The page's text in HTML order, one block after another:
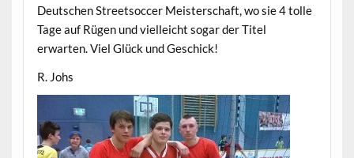
Deutschen Streetsoccer Meisterschaft, wo sie 4 tolle
Tage auf Rügen und vielleicht sogar der Titel
erwarten. Viel Glück und Geschick!
R. Johs